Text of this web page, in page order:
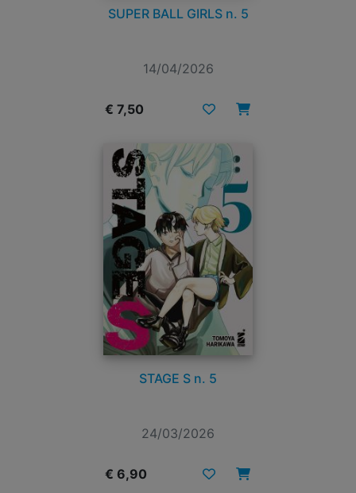
SUPER BALL GIRLS n. 5
14/04/2026
€ 7,50
STAGE S n. 5
24/03/2026
€ 6,90